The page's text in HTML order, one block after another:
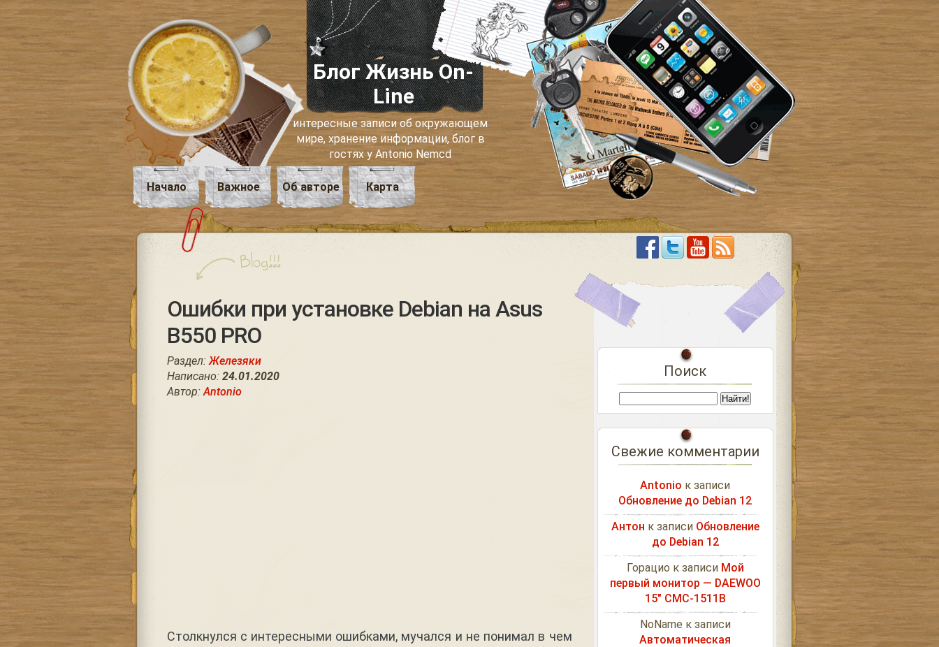
Блог Жизнь On-
Line
интересные записи об окружающем
мире, хранение информации, блог в
гостях у Antonio Nemcd
Начало Важное Об авторе Карта
Ошибки при установке Debian на Asus
B550 PRO
Раздел:Железяки
Написано: 24.01.2020
Автор:Antonio
Столкнулся с интересными ошибками, мучался и не понимал в чем
Поиск
Свежие комментарии
Antonio к записи
Обновление до Debian 12
Антон к записи Обновление
до Debian 12
Горацио к записи Мой
первый монитор — DAEWOO
15″ CMC-1511B
NoName к записи
Автоматическая